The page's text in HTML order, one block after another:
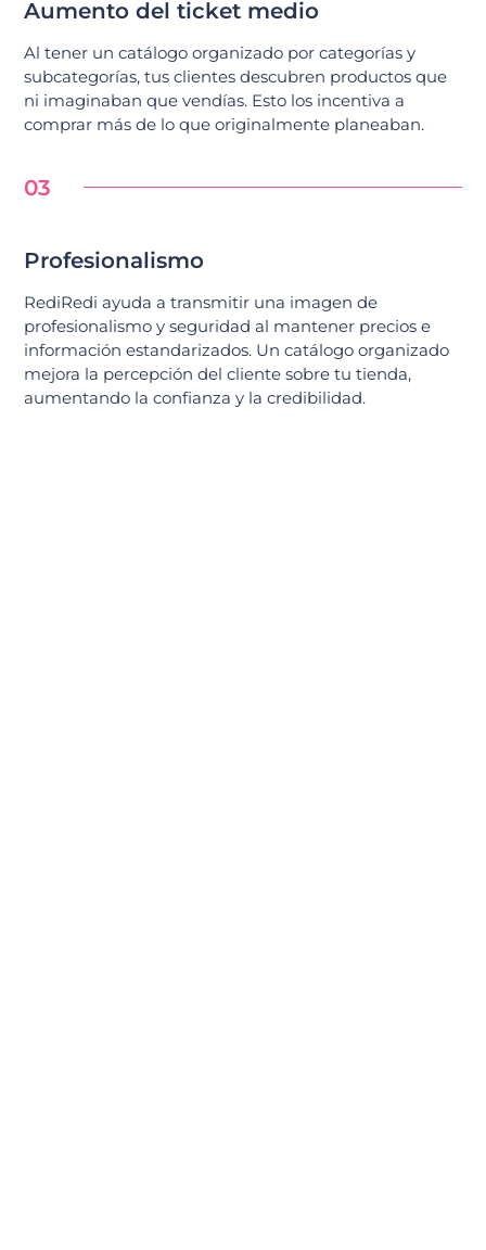
Aumento del ticket medio
Al tener un catálogo organizado por categorías y
subcategorías, tus clientes descubren productos que
ni imaginaban que vendías. Esto los incentiva a
comprar más de lo que originalmente planeaban.
03
Profesionalismo
RediRedi ayuda a transmitir una imagen de
profesionalismo y seguridad al mantener precios e
información estandarizados. Un catálogo organizado
mejora la percepción del cliente sobre tu tienda,
aumentando la confianza y la credibilidad.